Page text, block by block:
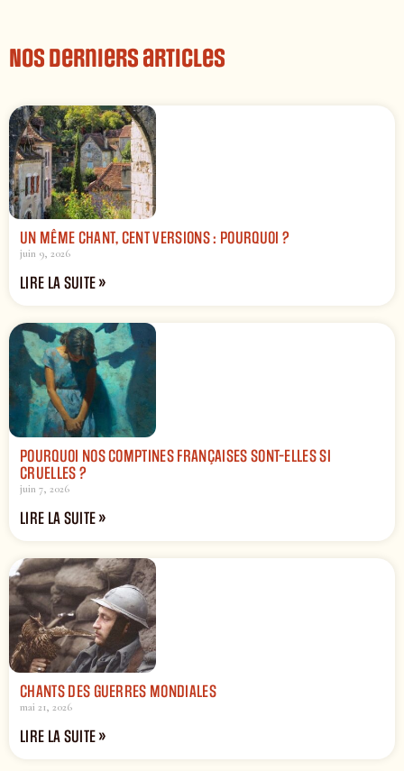
Nos derniers articles
UN MÊME CHANT, CENT VERSIONS : POURQUOI ?
juin 9, 2026
LIRE LA SUITE »
POURQUOI NOS COMPTINES FRANÇAISES SONT-ELLES SI
CRUELLES ?
juin 7, 2026
LIRE LA SUITE »
CHANTS DES GUERRES MONDIALES
mai 21, 2026
LIRE LA SUITE »